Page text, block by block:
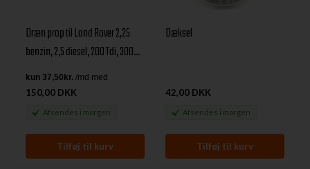
Dræn prop til Land Rover 2,25
benzin, 2,5 diesel, 200 Tdi, 300
Tdi
150,00 DKK
Afsendes i morgen
Dæksel
42,00 DKK
Afsendes i morgen